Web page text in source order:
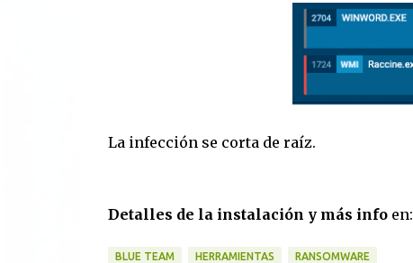
La infección se corta de raíz.
Detalles de la instalación y más infoen:
BLUE TEAM HERRAMIENTAS RANSOMWARE